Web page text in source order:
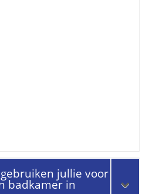
jullie voor
badkamer in